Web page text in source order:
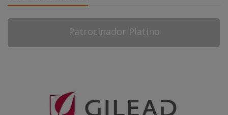
Patrocinador Platino